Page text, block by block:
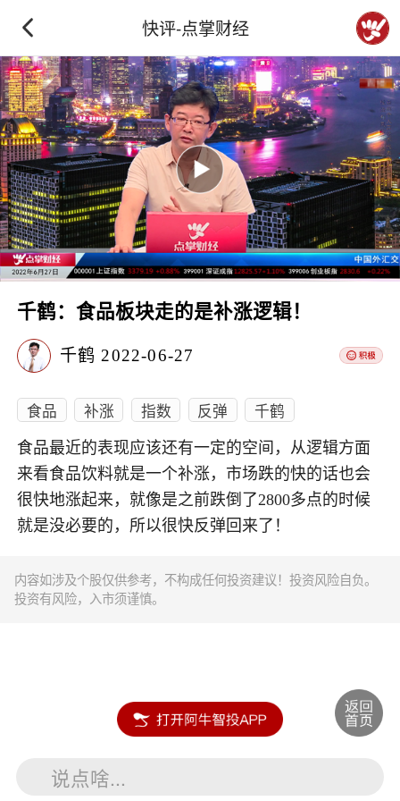
快评-点掌财经
千鹤：食品板块走的是补涨逻辑！
千鹤 2022-06-27
食品 补涨 指数 反弹 千鹤
食品最近的表现应该还有一定的空间，从逻辑方面
来看食品饮料就是一个补涨，市场跌的快的话也会
很快地涨起来，就像是之前跌倒了2800多点的时候
就是没必要的，所以很快反弹回来了！
内容如涉及个股仅供参考，不构成任何投资建议！投资风险自负。
投资有风险，入市须谨慎。
说点啥...